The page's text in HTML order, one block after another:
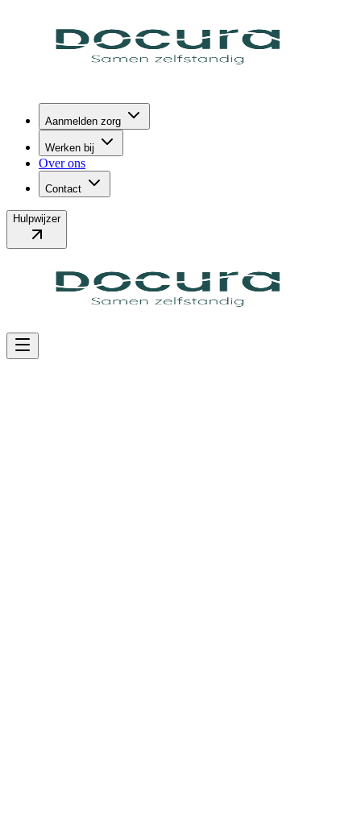
Aanmelden zorg
Werken bij
Over ons
Contact
Hulpwijzer